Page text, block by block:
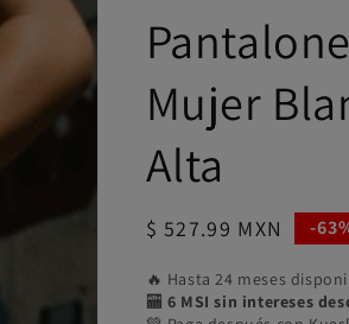
Mujer
Alta
Precio
oferta
$ 527.99 MXN -
🔥 Hasta 24 meses
🏧 6 MSI sin intereses